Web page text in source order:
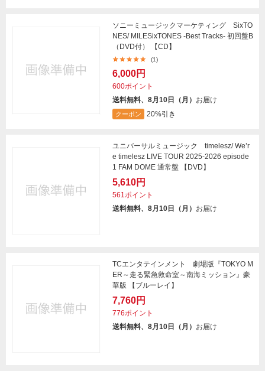
ソニーミュージックマーケティング SixTO
NES/ MILESixTONES -Best Tracks- 初回盤B
（DVD付） 【CD】
(1)
6,000円
600ポイント
送料無料、8月10日（月） お届け
クーポン 20%引き
ユニバーサルミュージック timelesz/ We’r
e timelesz LIVE TOUR 2025-2026 episode
1 FAM DOME 通常盤 【DVD】
5,610円
561ポイント
送料無料、8月10日（月） お届け
TCエンタテインメント 劇場版『TOKYO M
ER～走る緊急救命室～南海ミッション』豪
華版 【ブルーレイ】
7,760円
776ポイント
送料無料、8月10日（月） お届け